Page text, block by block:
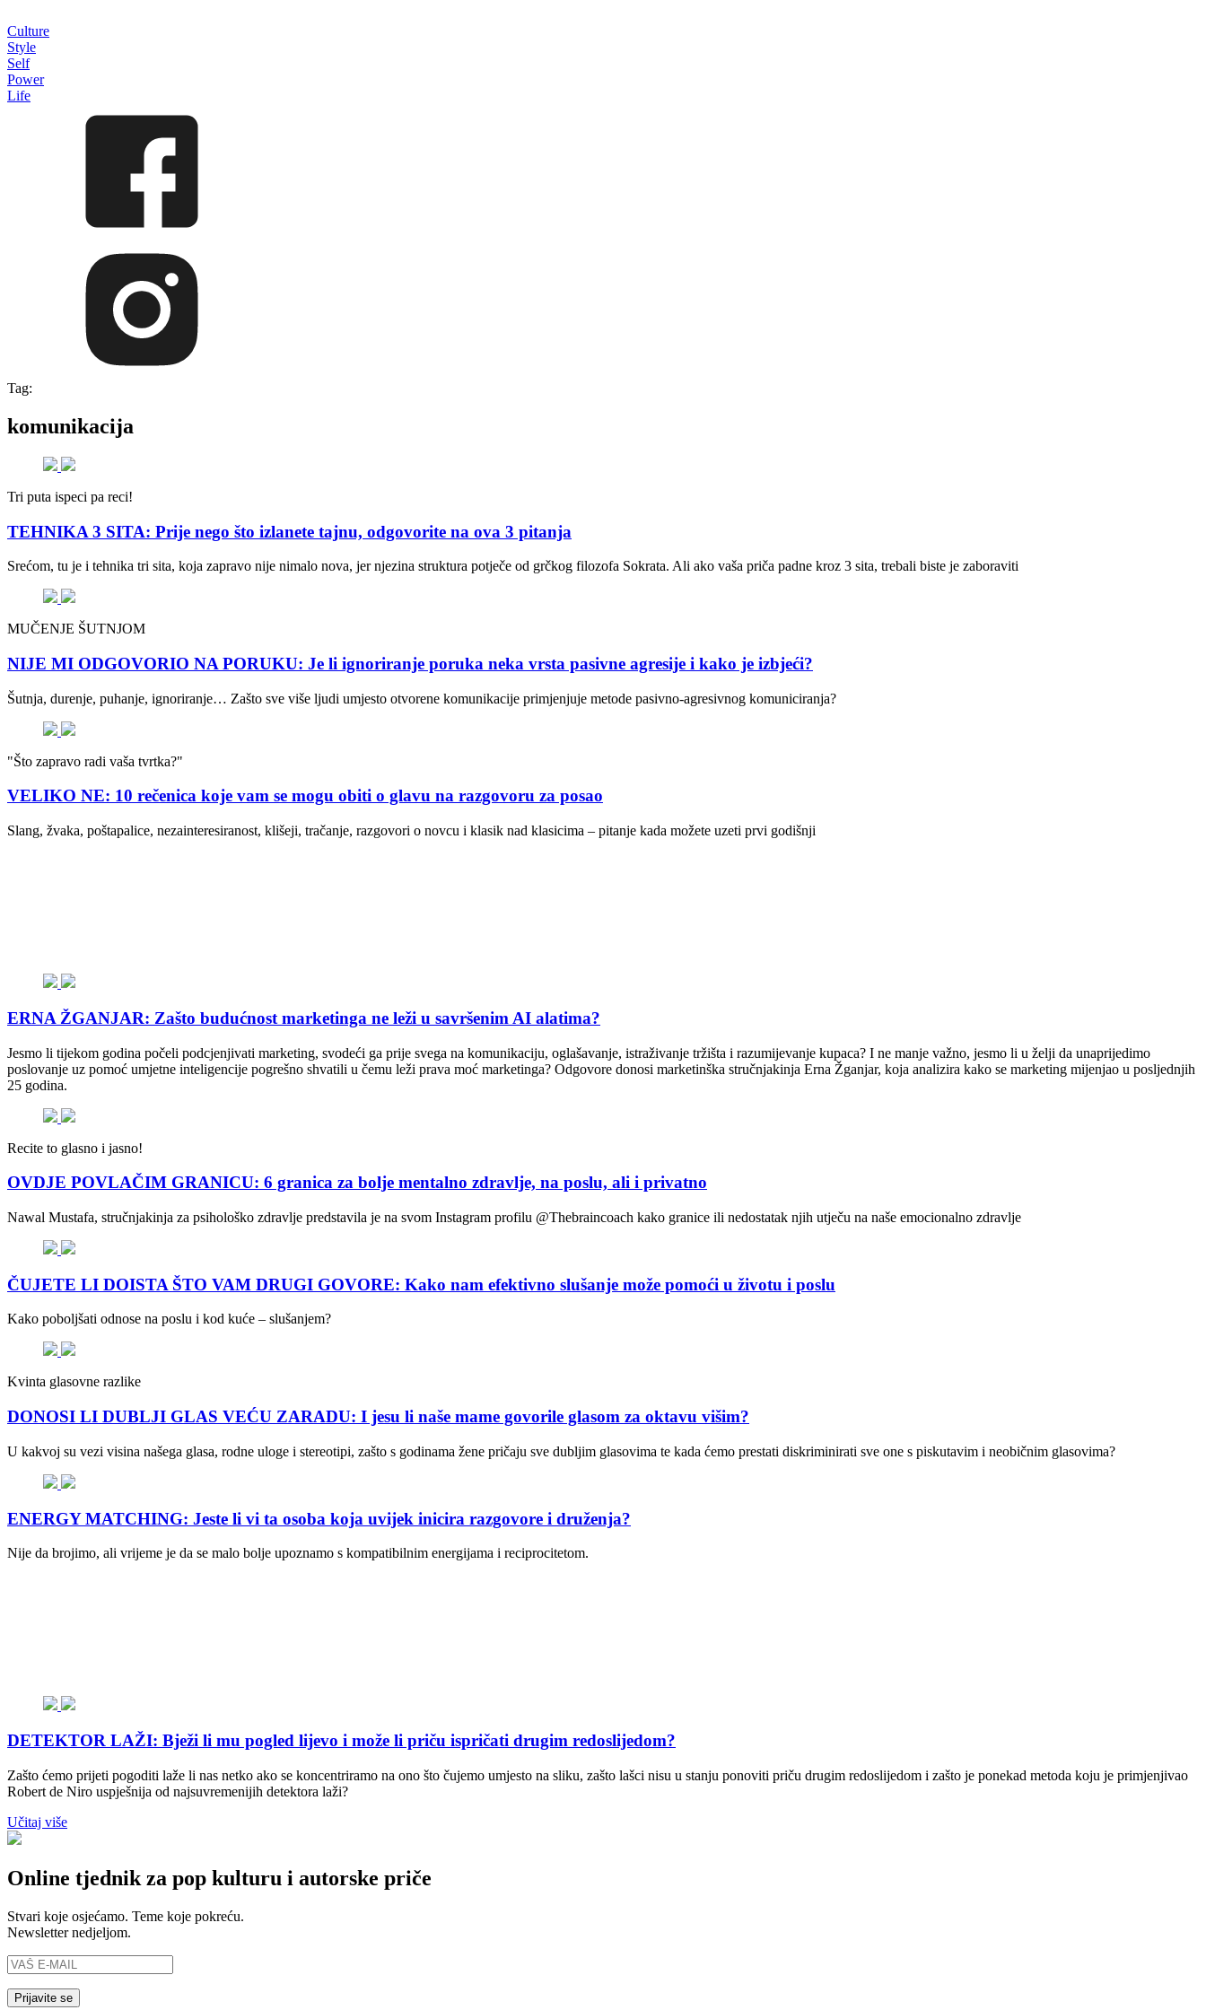
Culture
Style
Self
Power
Life
Tag:
komunikacija
Tri puta ispeci pa reci!
TEHNIKA 3 SITA: Prije nego što izlanete tajnu, odgovorite na ova 3 pitanja
Srećom, tu je i tehnika tri sita, koja zapravo nije nimalo nova, jer njezina struktura potječe od grčkog filozofa Sokrata. Ali ako vaša priča padne kroz 3 sita, trebali biste je zaboraviti
MUČENJE ŠUTNJOM
NIJE MI ODGOVORIO NA PORUKU: Je li ignoriranje poruka neka vrsta pasivne agresije i kako je izbjeći?
Šutnja, durenje, puhanje, ignoriranje… Zašto sve više ljudi umjesto otvorene komunikacije primjenjuje metode pasivno-agresivnog komuniciranja?
"Što zapravo radi vaša tvrtka?"
VELIKO NE: 10 rečenica koje vam se mogu obiti o glavu na razgovoru za posao
Slang, žvaka, poštapalice, nezainteresiranost, klišeji, tračanje, razgovori o novcu i klasik nad klasicima – pitanje kada možete uzeti prvi godišnji
ERNA ŽGANJAR: Zašto budućnost marketinga ne leži u savršenim AI alatima?
Jesmo li tijekom godina počeli podcjenjivati marketing, svodeći ga prije svega na komunikaciju, oglašavanje, istraživanje tržišta i razumijevanje kupaca? I ne manje važno, jesmo li u želji da unaprijedimo
poslovanje uz pomoć umjetne inteligencije pogrešno shvatili u čemu leži prava moć marketinga? Odgovore donosi marketinška stručnjakinja Erna Žganjar, koja analizira kako se marketing mijenjao u posljednjih
25 godina.
Recite to glasno i jasno!
OVDJE POVLAČIM GRANICU: 6 granica za bolje mentalno zdravlje, na poslu, ali i privatno
Nawal Mustafa, stručnjakinja za psihološko zdravlje predstavila je na svom Instagram profilu @Thebraincoach kako granice ili nedostatak njih utječu na naše emocionalno zdravlje
ČUJETE LI DOISTA ŠTO VAM DRUGI GOVORE: Kako nam efektivno slušanje može pomoći u životu i poslu
Kako poboljšati odnose na poslu i kod kuće – slušanjem?
Kvinta glasovne razlike
DONOSI LI DUBLJI GLAS VEĆU ZARADU: I jesu li naše mame govorile glasom za oktavu višim?
U kakvoj su vezi visina našega glasa, rodne uloge i stereotipi, zašto s godinama žene pričaju sve dubljim glasovima te kada ćemo prestati diskriminirati sve one s piskutavim i neobičnim glasovima?
ENERGY MATCHING: Jeste li vi ta osoba koja uvijek inicira razgovore i druženja?
Nije da brojimo, ali vrijeme je da se malo bolje upoznamo s kompatibilnim energijama i reciprocitetom.
DETEKTOR LAŽI: Bježi li mu pogled lijevo i može li priču ispričati drugim redoslijedom?
Zašto ćemo prijeti pogoditi laže li nas netko ako se koncentriramo na ono što čujemo umjesto na sliku, zašto lašci nisu u stanju ponoviti priču drugim redoslijedom i zašto je ponekad metoda koju je primjenjivao
Robert de Niro uspješnija od najsuvremenijih detektora laži?
Učitaj više
Online tjednik za pop kulturu i autorske priče
Stvari koje osjećamo. Teme koje pokreću.
Newsletter nedjeljom.